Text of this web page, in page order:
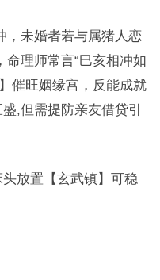
，未婚者若与属猪人恋
理师常言“巳亥相冲如
催旺姻缘宫，反能成就
,但需提防亲友借贷引
放置【玄武镇】可稳